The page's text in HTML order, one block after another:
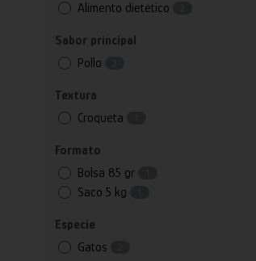
Alimento dietético
Sabor principal
Pollo
Textura
Croqueta
Formato
Bolsa 85 gr
Saco 5 kg
Especie
Gatos